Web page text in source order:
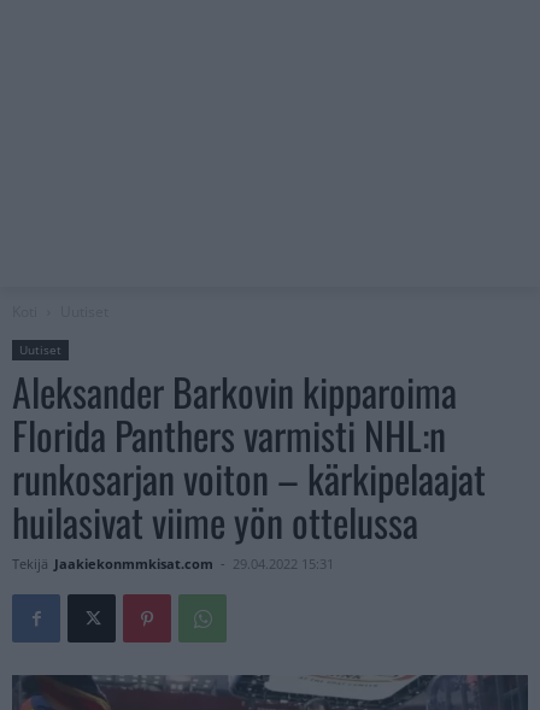
Uutiset
Aleksander Barkovin kipparoima
Florida Panthers varmisti NHL:n
runkosarjan voiton – kärkipelaajat
huilasivat viime yön ottelussa
Tekijä Jaakiekonmmkisat.com - 29.04.2022 15:31